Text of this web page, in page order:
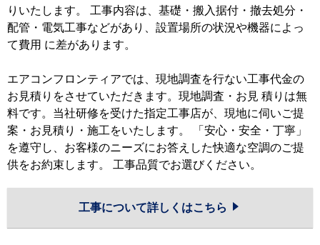
りいたします。 工事内容は、基礎・搬入据付・撤去処分・
配管・電気工事などがあり、設置場所の状況や機器によっ
て費用 に差があります。
エアコンフロンティアでは、現地調査を行ない工事代金の
お見積りをさせていただきます。現地調査・お見 積りは無
料です。当社研修を受けた指定工事店が、現地に伺いご提
案・お見積り・施工をいたします。 「安心・安全・丁寧」
を遵守し、お客様のニーズにお答えした快適な空調のご提
供をお約束します。 工事品質でお選びください。
工事について詳しくはこちら